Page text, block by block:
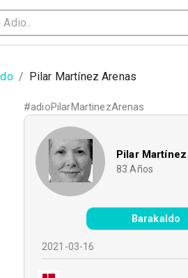
/ Pilar Martínez Arenas
#adioPilarMartinezArenas
Pilar
83 Años
Barakaldo
2021-03-16